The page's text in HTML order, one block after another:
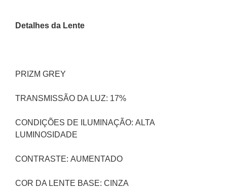
Detalhes da Lente
PRIZM GREY
TRANSMISSÃO DA LUZ: 17%
CONDIÇÕES DE ILUMINAÇÃO: ALTA
LUMINOSIDADE
CONTRASTE: AUMENTADO
COR DA LENTE BASE: CINZA